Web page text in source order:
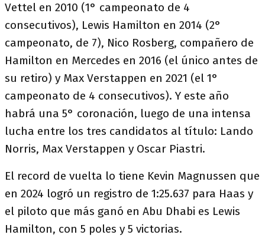
Vettel en 2010 (1° campeonato de 4
consecutivos), Lewis Hamilton en 2014 (2°
campeonato, de 7), Nico Rosberg, compañero de
Hamilton en Mercedes en 2016 (el único antes de
su retiro) y Max Verstappen en 2021 (el 1°
campeonato de 4 consecutivos). Y este año
habrá una 5° coronación, luego de una intensa
lucha entre los tres candidatos al título: Lando
Norris, Max Verstappen y Oscar Piastri.
El record de vuelta lo tiene Kevin Magnussen que
en 2024 logró un registro de 1:25.637 para Haas y
el piloto que más ganó en Abu Dhabi es Lewis
Hamilton, con 5 poles y 5 victorias.